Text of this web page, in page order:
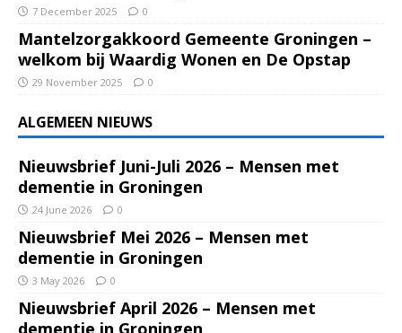
7 December 2025 0
Mantelzorgakkoord Gemeente Groningen –
welkom bij Waardig Wonen en De Opstap
29 November 2025 0
ALGEMEEN NIEUWS
Nieuwsbrief Juni-Juli 2026 – Mensen met
dementie in Groningen
24 June 2026 0
Nieuwsbrief Mei 2026 – Mensen met
dementie in Groningen
3 May 2026 0
Nieuwsbrief April 2026 – Mensen met
dementie in Groningen